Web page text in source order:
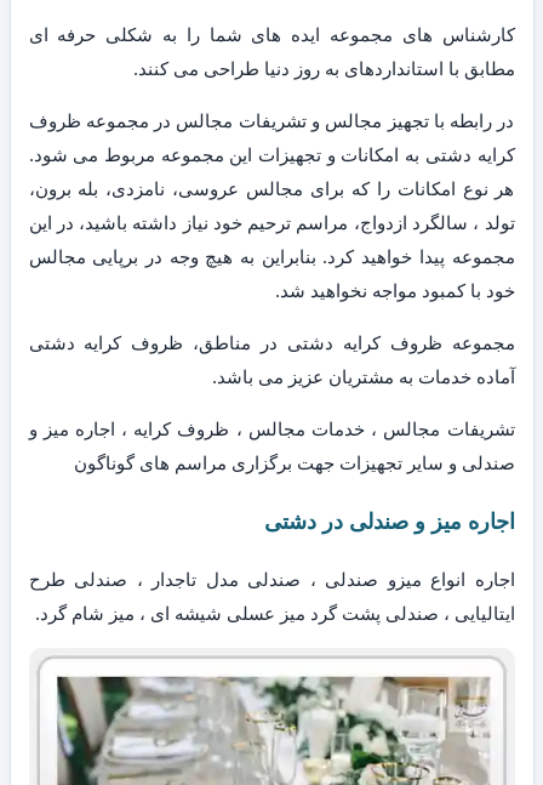
کارشناس های مجموعه ایده های شما را به شکلی حرفه ای
مطابق با استانداردهای به روز دنیا طراحی می کنند.
در رابطه با تجهیز مجالس و تشریفات مجالس در مجموعه ظروف
کرایه دشتی به امکانات و تجهیزات این مجموعه مربوط می شود.
هر نوع امکانات را که برای مجالس عروسی، نامزدی، بله برون،
تولد ، سالگرد ازدواج، مراسم ترحیم خود نیاز داشته باشید، در این
مجموعه پیدا خواهید کرد. بنابراین به هیچ وجه در برپایی مجالس
خود با کمبود مواجه نخواهید شد.
مجموعه ظروف کرایه دشتی در مناطق، ظروف کرایه دشتی
آماده خدمات به مشتریان عزیز می باشد.
تشریفات مجالس ، خدمات مجالس ، ظروف کرایه ، اجاره میز و
صندلی و سایر تجهیزات جهت برگزاری مراسم های گوناگون
اجاره میز و صندلی در دشتی
اجاره انواع میزو صندلی ، صندلی مدل تاجدار ، صندلی طرح
ایتالیایی ، صندلی پشت گرد میز عسلی شیشه ای ، میز شام گرد.